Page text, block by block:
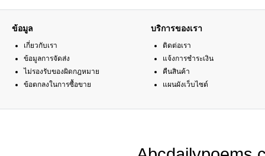
ข้อมูล
เกี่ยวกับเรา
ข้อมูลการจัดส่ง
ไม่รองรับของผิดกฎหมาย
ข้อตกลงในการซื้อขาย
บริการของเรา
ติดต่อเรา
แจ้งการชำระเงิน
คืนสินค้า
แผนผังเว็บไซต์